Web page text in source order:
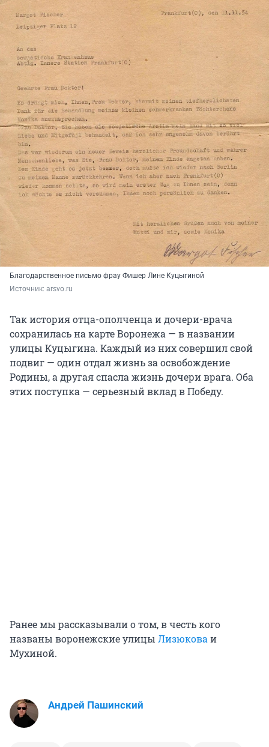
Благодарственное письмо фрау Фишер Лине Куцыгиной
Источник: arsvo.ru
Так история отца-ополченца и дочери-врача
сохранилась на карте Воронежа — в названии
улицы Куцыгина. Каждый из них совершил свой
подвиг — один отдал жизнь за освобождение
Родины, а другая спасла жизнь дочери врага. Оба
этих поступка — серьезный вклад в Победу.
Ранее мы рассказывали о том, в честь кого
названы воронежские улицы Лизюкова и
Мухиной.
Андрей Пашинский